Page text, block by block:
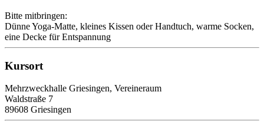
Bitte mitbringen:
Dünne Yoga-Matte, kleines Kissen oder Handtuch, warme Socken,
eine Decke für Entspannung
Kursort
Mehrzweckhalle Griesingen, Vereineraum
Waldstraße 7
89608 Griesingen